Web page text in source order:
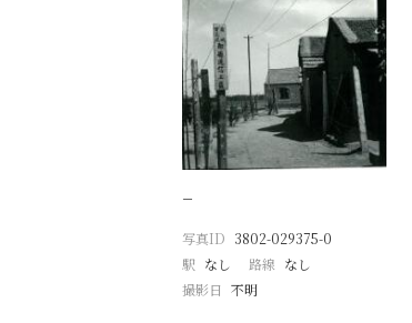
−
写真ID 3802-029375-0
駅 なし 路線 なし
撮影日 不明